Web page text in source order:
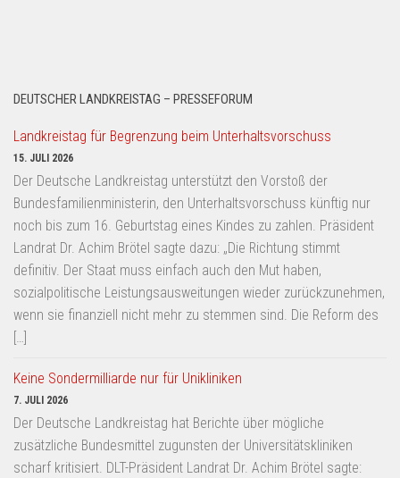
DEUTSCHER LANDKREISTAG – PRESSEFORUM
Landkreistag für Begrenzung beim Unterhaltsvorschuss
15. JULI 2026
Der Deutsche Landkreistag unterstützt den Vorstoß der
Bundesfamilienministerin, den Unterhaltsvorschuss künftig nur
noch bis zum 16. Geburtstag eines Kindes zu zahlen. Präsident
Landrat Dr. Achim Brötel sagte dazu: „Die Richtung stimmt
definitiv. Der Staat muss einfach auch den Mut haben,
sozialpolitische Leistungsausweitungen wieder zurückzunehmen,
wenn sie finanziell nicht mehr zu stemmen sind. Die Reform des
[…]
Keine Sondermilliarde nur für Unikliniken
7. JULI 2026
Der Deutsche Landkreistag hat Berichte über mögliche
zusätzliche Bundesmittel zugunsten der Universitätskliniken
scharf kritisiert. DLT-Präsident Landrat Dr. Achim Brötel sagte: